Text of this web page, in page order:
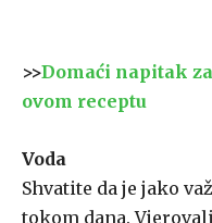
>>Domaći napitak
ovom receptu
Voda
Shvatite da je jako
tokom dana.